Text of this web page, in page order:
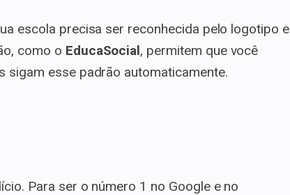
escola precisa ser reconhecida pelo logotipo e
como o EducaSocial, permitem que você
sigam esse padrão automaticamente.
Para ser o número 1 no Google e no